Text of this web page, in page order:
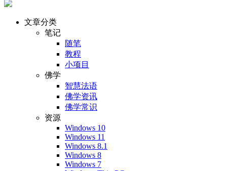
文章分类
笔记
随笔
教程
小项目
佛学
智慧法语
佛学资讯
佛学常识
资源
Windows 10
Windows 11
Windows 8.1
Windows 8
Windows 7